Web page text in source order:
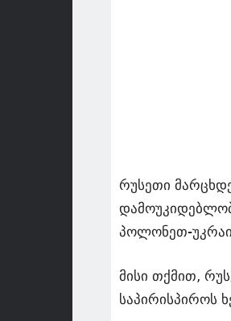
რუსეთი
პოლონეთ-
მისი თქმით,
საპირისპიროს